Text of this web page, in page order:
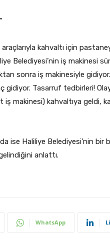
kahvaltı için
Belediyesi’nin iş makinesi
sonra iş makinesiyle
Tasarruf tedbirleri!
iş makinesi) kahvaltıya geldi,
ise Haliliye Belediyesi’nin
anlattı.
WhatsApp